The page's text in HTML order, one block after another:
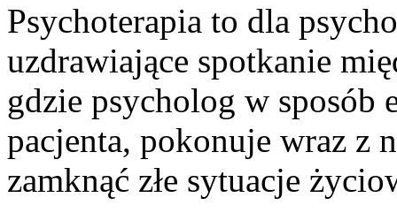
Psychoterapia to dla
uzdrawiające spotkanie
gdzie psycholog w sposób
pacjenta, pokonuje wraz z
zamknąć złe sytuacje